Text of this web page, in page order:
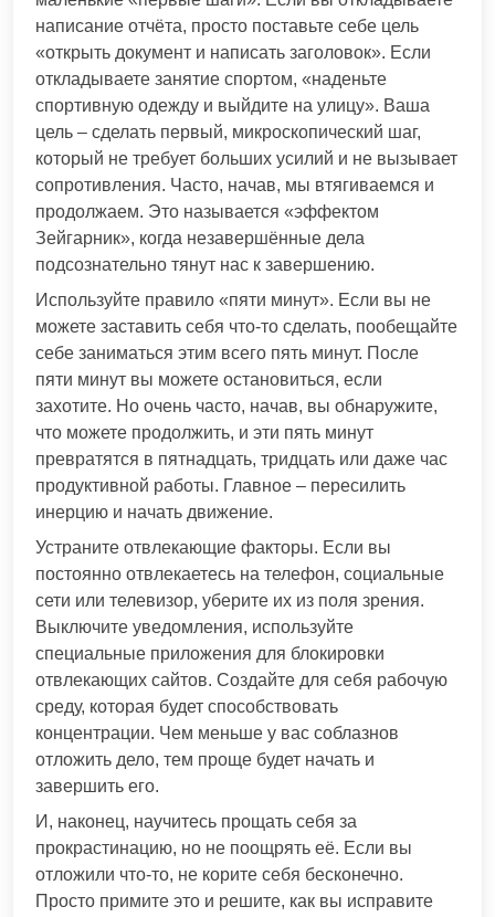
написание отчёта, просто поставьте себе цель
«открыть документ и написать заголовок». Если
откладываете занятие спортом, «наденьте
спортивную одежду и выйдите на улицу». Ваша
цель – сделать первый, микроскопический шаг,
который не требует больших усилий и не вызывает
сопротивления. Часто, начав, мы втягиваемся и
продолжаем. Это называется «эффектом
Зейгарник», когда незавершённые дела
подсознательно тянут нас к завершению.
Используйте правило «пяти минут». Если вы не
можете заставить себя что-то сделать, пообещайте
себе заниматься этим всего пять минут. После
пяти минут вы можете остановиться, если
захотите. Но очень часто, начав, вы обнаружите,
что можете продолжить, и эти пять минут
превратятся в пятнадцать, тридцать или даже час
продуктивной работы. Главное – пересилить
инерцию и начать движение.
Устраните отвлекающие факторы. Если вы
постоянно отвлекаетесь на телефон, социальные
сети или телевизор, уберите их из поля зрения.
Выключите уведомления, используйте
специальные приложения для блокировки
отвлекающих сайтов. Создайте для себя рабочую
среду, которая будет способствовать
концентрации. Чем меньше у вас соблазнов
отложить дело, тем проще будет начать и
завершить его.
И, наконец, научитесь прощать себя за
прокрастинацию, но не поощрять её. Если вы
отложили что-то, не корите себя бесконечно.
Просто примите это и решите, как вы исправите